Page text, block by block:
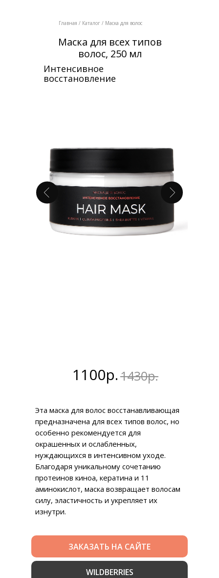
Маска для всех типов
волос, 250 мл
Главная / Каталог / Маска для волос
Интенсивное
восстановление
Эта маска для волос восстанавливающая
предназначена для всех типов волос, но
особенно рекомендуется для
окрашенных и ослабленных,
нуждающихся в интенсивном уходе.
Благодаря уникальному сочетанию
протеинов киноа, кератина и 11
аминокислот, маска возвращает волосам
силу, эластичность и укрепляет их
изнутри.
1100р.1430р.
ЗАКАЗАТЬ НА САЙТЕ
WILDBERRIES